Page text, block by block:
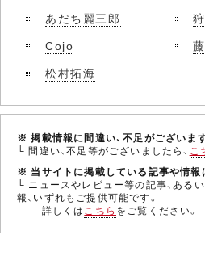
あだち麗三郎
Cojo
松村拓海
※ 掲載情報に間違い、不足がございま
└ 間違い、不足等がございましたら、 こ
※ 当サイトに掲載している記事や情報
└ ニュースやレビュー等の記事、ある
報、いずれもご提供可能です。
詳しくは こちら をご覧ください。